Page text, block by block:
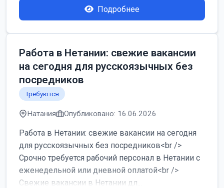
Подробнее
Работа в Нетании: свежие вакансии
на сегодня для русскоязычных без
посредников
Требуются
Натания Опубликовано: 16.06.2026
Работа в Нетании: свежие вакансии на сегодня
для русскоязычных без посредников<br />
Срочно требуется рабочий персонал в Нетании с
еженедельной или дневной оплатой<br />
Свежие вакансии в Нетании дл...